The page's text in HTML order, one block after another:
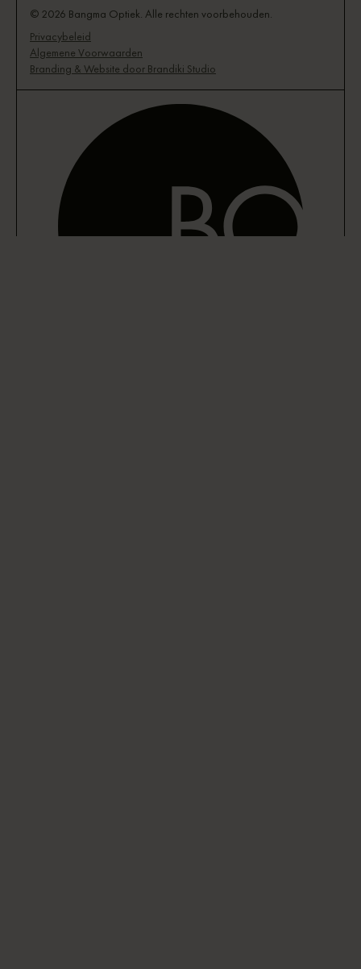
© 2026 Bangma Optiek. Alle rechten voorbehouden.
Privacybeleid
Algemene Voorwaarden
Branding & Website door Brandiki Studio